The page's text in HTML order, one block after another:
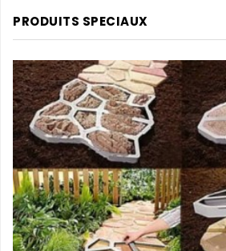
PRODUITS SPECIAUX